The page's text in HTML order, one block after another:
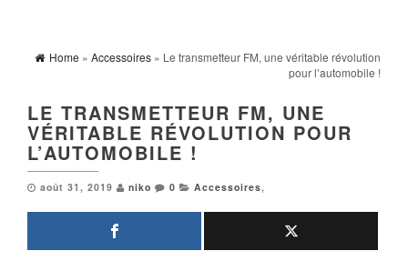
Home » Accessoires » Le transmetteur FM, une véritable révolution
pour l’automobile !
LE TRANSMETTEUR FM, UNE
VÉRITABLE RÉVOLUTION POUR
L’AUTOMOBILE !
août 31, 2019 niko 0 Accessoires,